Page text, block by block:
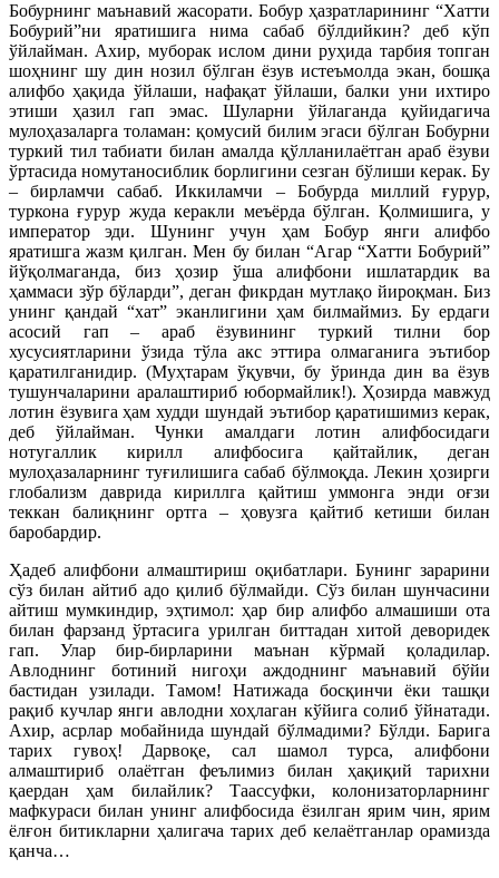
Бобурнинг маънавий жасорати. Бобур ҳазратларининг “Хатти
Бобурий”ни яратишига нима сабаб бўлдийкин? деб кўп
ўйлайман. Ахир, муборак ислом дини руҳида тарбия топган
шоҳнинг шу дин нозил бўлган ёзув истеъмолда экан, бошқа
алифбо ҳақида ўйлаши, нафақат ўйлаши, балки уни ихтиро
этиши ҳазил гап эмас. Шуларни ўйлаганда қуйидагича
мулоҳазаларга толаман: қомусий билим эгаси бўлган Бобурни
туркий тил табиати билан амалда қўлланилаётган араб ёзуви
ўртасида номутаносиблик борлигини сезган бўлиши керак. Бу
– бирламчи сабаб. Иккиламчи – Бобурда миллий ғурур,
туркона ғурур жуда керакли меъёрда бўлган. Қолмишига, у
император эди. Шунинг учун ҳам Бобур янги алифбо
яратишга жазм қилган. Мен бу билан “Агар “Хатти Бобурий”
йўқолмаганда, биз ҳозир ўша алифбони ишлатардик ва
ҳаммаси зўр бўларди”, деган фикрдан мутлақо йироқман. Биз
унинг қандай “хат” эканлигини ҳам билмаймиз. Бу ердаги
асосий гап – араб ёзувининг туркий тилни бор
хусусиятларини ўзида тўла акс эттира олмаганига эътибор
қаратилганидир. (Муҳтарам ўқувчи, бу ўринда дин ва ёзув
тушунчаларини аралаштириб юбормайлик!). Ҳозирда мавжуд
лотин ёзувига ҳам худди шундай эътибор қаратишимиз керак,
деб ўйлайман. Чунки амалдаги лотин алифбосидаги
нотугаллик кирилл алифбосига қайтайлик, деган
мулоҳазаларнинг туғилишига сабаб бўлмоқда. Лекин ҳозирги
глобализм даврида кириллга қайтиш уммонга энди оғзи
теккан балиқнинг ортга – ҳовузга қайтиб кетиши билан
баробардир.
Ҳадеб алифбони алмаштириш оқибатлари. Бунинг зарарини
сўз билан айтиб адо қилиб бўлмайди. Сўз билан шунчасини
айтиш мумкиндир, эҳтимол: ҳар бир алифбо алмашиши ота
билан фарзанд ўртасига урилган биттадан хитой деворидек
гап. Улар бир-бирларини маънан кўрмай қоладилар.
Авлоднинг ботиний нигоҳи аждоднинг маънавий бўйи
бастидан узилади. Тамом! Натижада босқинчи ёки ташқи
рақиб кучлар янги авлодни хоҳлаган кўйига солиб ўйнатади.
Ахир, асрлар мобайнида шундай бўлмадими? Бўлди. Барига
тарих гувоҳ! Дарвоқе, сал шамол турса, алифбони
алмаштириб олаётган феълимиз билан ҳақиқий тарихни
қаердан ҳам билайлик? Таассуфки, колонизаторларнинг
мафкураси билан унинг алифбосида ёзилган ярим чин, ярим
ёлғон битикларни ҳалигача тарих деб келаётганлар орамизда
қанча…